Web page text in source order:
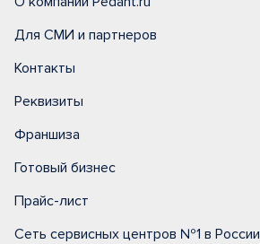
Для СМИ и партнеров
Контакты
Реквизиты
Франшиза
Готовый бизнес
Прайс-лист
Сеть сервисных центров №1 в России